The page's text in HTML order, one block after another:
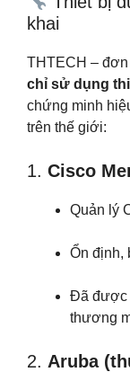
khai
THTECH –
chỉ sử dụng
chứng minh
trên thế giới:
1. Cisco
Quản lý
Ổn định,
Đã được
thương
2. Aruba